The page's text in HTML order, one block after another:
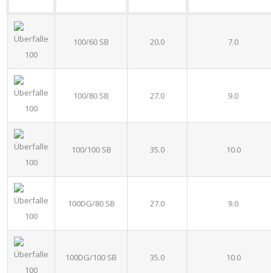
100/60 SB 20.0 7.0
100/80 SB 27.0 9.0
100/100 SB 35.0 10.0
100DG/80 SB 27.0 9.0
100DG/100 SB 35.0 10.0